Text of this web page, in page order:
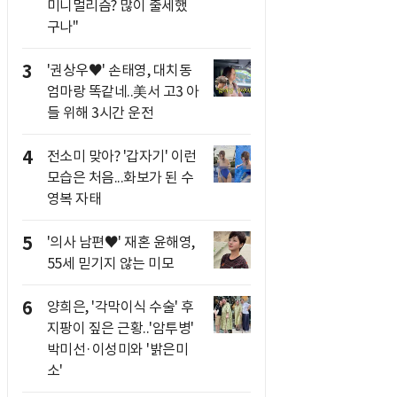
미니멀리즘? 많이 출세했
구나"
3
'권상우♥' 손태영, 대치동
엄마랑 똑같네..美서 고3 아
들 위해 3시간 운전
4
전소미 맞아? '갑자기' 이런
모습은 처음...화보가 된 수
영복 자태
5
'의사 남편♥' 재혼 윤해영,
55세 믿기지 않는 미모
6
양희은, '각막이식 수술' 후
지팡이 짚은 근황..'암투병'
박미선·이성미와 '밝은미
소'